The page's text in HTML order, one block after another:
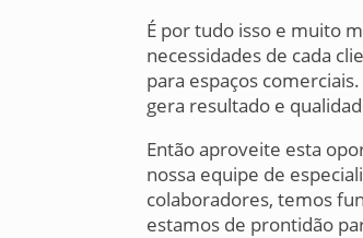
É por tudo isso e muito
necessidades de cada
para espaços
gera resultado e
Então aproveite esta
nossa equipe de
colaboradores, temos
estamos de prontidão